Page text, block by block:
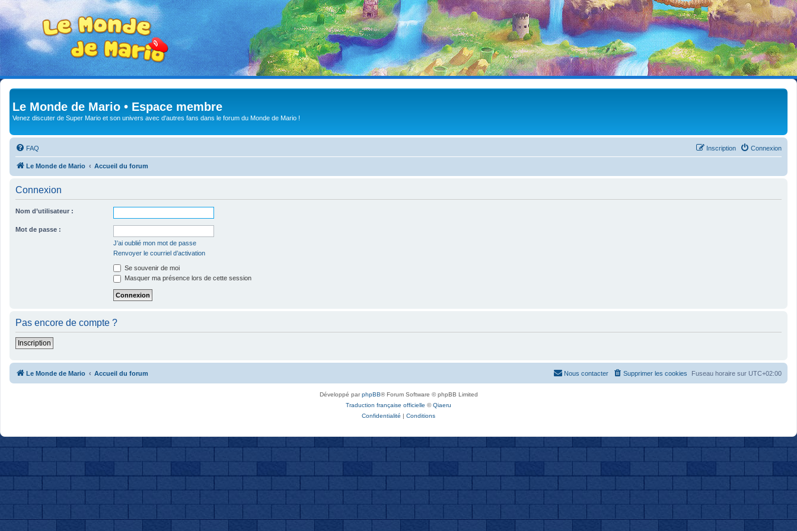
Le Monde de Mario • Espace membre
Venez discuter de Super Mario et son univers avec d'autres fans dans le forum du Monde de Mario !
FAQ Connexion
Inscription
Le Monde de Mario Accueil du forum
Connexion
Nom d’utilisateur :
Mot de passe :
J’ai oublié mon mot de passe
Renvoyer le courriel d’activation
Se souvenir de moi
Masquer ma présence lors de cette session
Pas encore de compte ?
Inscription
Le Monde de Mario Accueil du forum Fuseau horaire sur UTC+02:00
Supprimer les cookies
Nous contacter
Développé parphpBB® Forum Software © phpBB Limited
Traduction française officielle ©Qiaeru
Confidentialité | Conditions